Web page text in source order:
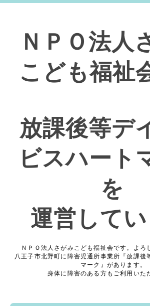
ＮＰＯ法人
こども福祉
放課後等デ
ビスハート
を
運営して
ＮＰＯ法人さがみこども福祉会です。よろ
八王子市北野町に障害児通所事業所『放課後
マーク』があります。
身体に障害のある方もご利用いた